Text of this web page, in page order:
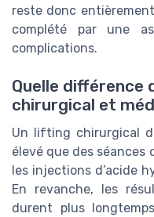
reste donc
complété par une
complications.
Quelle
chirurgical et
Un lifting chirurgical
élevé que des séances
les injections d’acide
En revanche, les
durent plus